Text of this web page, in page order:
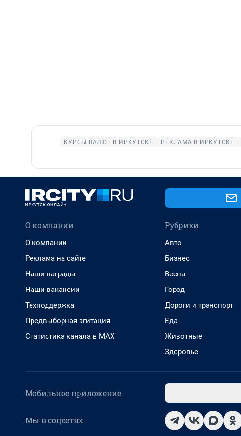
КУРСЫ ВАЛЮТ В ИРКУТСКЕ РЕКЛАМА В ИРКУТСКЕ
О компании
О компании
Реклама на сайте
Наши награды
Наши вакансии
Техподдержка
Предвыборная агитация
Статистика канала в MAX
Рубрики
Авто
Бизнес
Весна
Город
Дороги и транспорт
Еда
Животные
Здоровье
Мобильное приложение
Мы в соцсетях